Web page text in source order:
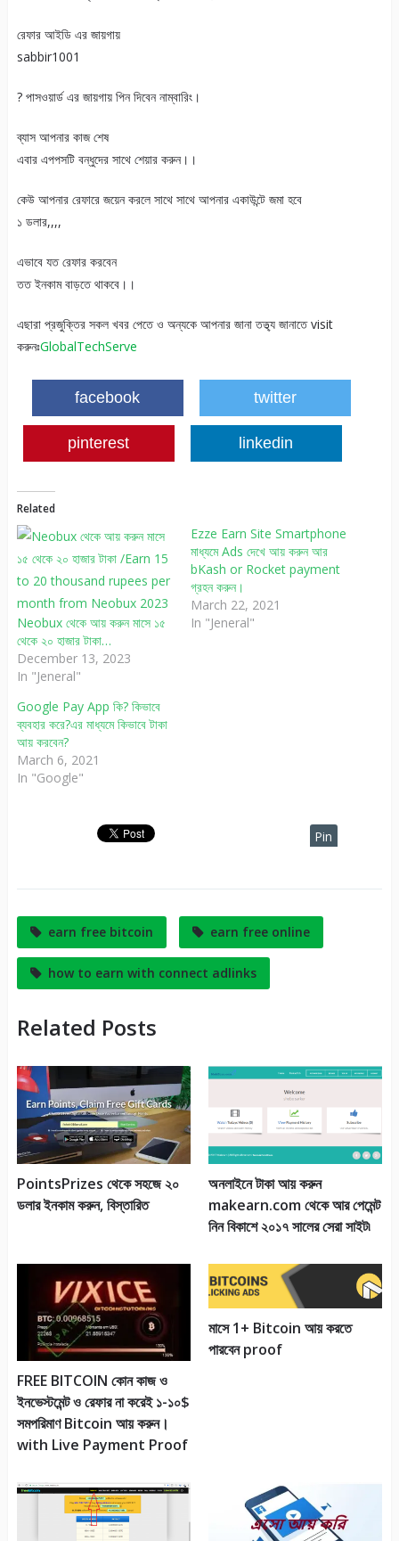
রেফার আইডি এর জায়গায়
sabbir1001
? পাসওয়ার্ড এর জায়গায় পিন দিবেন নাম্বারিং।
ব্যাস আপনার কাজ শেষ
এবার এপপসটি বন্ধুদের সাথে শেয়ার করুন।।
কেউ আপনার রেফারে জয়েন করলে সাথে সাথে আপনার একাউন্টে জমা হবে
১ ডলার,,,,
এভাবে যত রেফার করবেন
তত ইনকাম বাড়তে থাকবে।।
এছারা প্রজুক্তির সকল খবর পেতে ও অন্যকে আপনার জানা তত্থ্য জানাতে visit
করুনঃGlobalTechServe
facebook twitter
pinterest linkedin
Related
Neobux থেকে আয় করুন মাসে ১৫
থেকে ২০ হাজার টাকা…
December 13, 2023
In "Jeneral"
Ezze Earn Site Smartphone
মাধ্যমে Ads দেখে আয় করুন আর
bKash or Rocket payment
গ্রহন করুন।
March 22, 2021
In "Jeneral"
Google Pay App কি? কিভাবে
ব্যবহার করে?এর মাধ্যমে কিভাবে টাকা
আয় করবেন?
March 6, 2021
In "Google"
Pin
earn free bitcoin earn free online
how to earn with connect adlinks
Related Posts
PointsPrizes থেকে সহজে ২০
ডলার ইনকাম করুন, বিস্তারিত
অনলাইনে টাকা আয় করুন
makearn.com থেকে আর পেমেন্ট
নিন বিকাশে ২০১৭ সালের সেরা সাইট৷
FREE BITCOIN কোন কাজ ও
ইনভেস্টমেন্ট ও রেফার না করেই ১-১০$
সমপরিমাণ Bitcoin আয় করুন।
with Live Payment Proof
মাসে 1+ Bitcoin আয় করতে
পারবেন proof